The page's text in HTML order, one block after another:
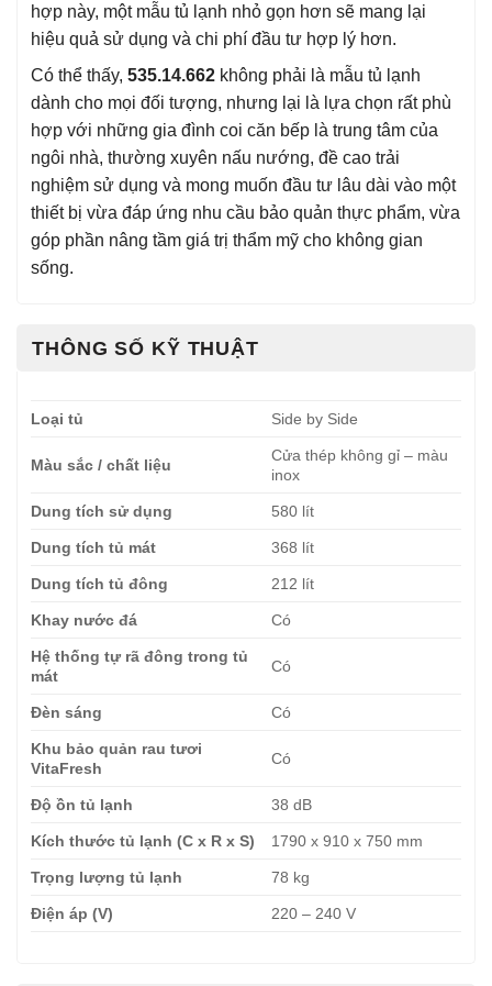
hợp này, một mẫu tủ lạnh nhỏ gọn hơn sẽ mang lại
hiệu quả sử dụng và chi phí đầu tư hợp lý hơn.
Có thể thấy, 535.14.662 không phải là mẫu tủ lạnh
dành cho mọi đối tượng, nhưng lại là lựa chọn rất phù
hợp với những gia đình coi căn bếp là trung tâm của
ngôi nhà, thường xuyên nấu nướng, đề cao trải
nghiệm sử dụng và mong muốn đầu tư lâu dài vào một
thiết bị vừa đáp ứng nhu cầu bảo quản thực phẩm, vừa
góp phần nâng tầm giá trị thẩm mỹ cho không gian
sống.
THÔNG SỐ KỸ THUẬT
Loại tủ Side by Side
Màu sắc / chất liệu
Cửa thép không gỉ – màu
inox
Dung tích sử dụng 580 lít
Dung tích tủ mát 368 lít
Dung tích tủ đông 212 lít
Khay nước đá Có
Hệ thống tự rã đông trong tủ
mát
Có
Đèn sáng Có
Khu bảo quản rau tươi
VitaFresh
Có
Độ ồn tủ lạnh 38 dB
Kích thước tủ lạnh (C x R x S) 1790 x 910 x 750 mm
Trọng lượng tủ lạnh 78 kg
Điện áp (V) 220 – 240 V